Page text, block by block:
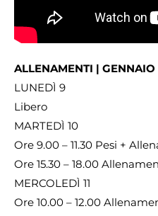
ALLENAMENTI |
LUNEDÌ 9
Libero
MARTEDÌ 10
Ore 9.00 – 11.30 Pesi +
Ore 15.30 – 18.00
MERCOLEDÌ 11
Ore 10.00 – 12.00